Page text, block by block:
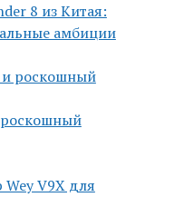
8 из Китая:
амбиции